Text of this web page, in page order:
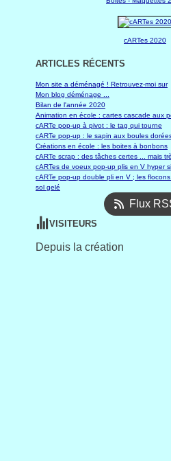
cARTes 2020
ARTICLES RÉCENTS
Mon site a déménagé ! Retrouvez-moi sur
Mon blog déménage ...
Bilan de l'année 2020
Animation en école : cartes cascade aux
cARTe pop-up à pivot : le tag qui tourne
cARTe pop-up : le sapin aux boules
Créations en école : les boites à bonbons
cARTe scrap : des tâches certes ... mais
cARTes de voeux pop-up plis en V hyper
cARTe pop-up double pli en V ; les
sol gelé
Flux
VISITEURS
Depuis la création